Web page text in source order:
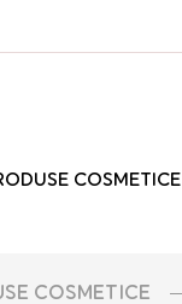
COSMETICE
COSMETICE